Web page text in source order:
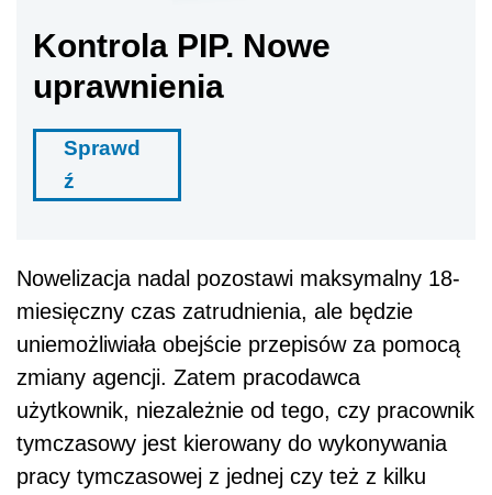
Kontrola PIP. Nowe
uprawnienia
Sprawd
ź
Nowelizacja nadal pozostawi maksymalny 18-
miesięczny czas zatrudnienia, ale będzie
uniemożliwiała obejście przepisów za pomocą
zmiany agencji. Zatem pracodawca
użytkownik, niezależnie od tego, czy pracownik
tymczasowy jest kierowany do wykonywania
pracy tymczasowej z jednej czy też z kilku